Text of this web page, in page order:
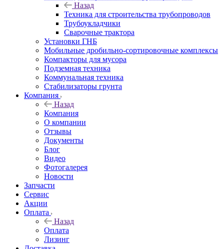
Назад
Техника для строительства трубопроводов
Трубоукладчики
Сварочные трактора
Установки ГНБ
Мобильные дробильно-сортировочные комплексы
Компакторы для мусора
Подземная техника
Коммунальная техника
Стабилизаторы грунта
Компания
Назад
Компания
О компании
Отзывы
Документы
Блог
Видео
Фотогалерея
Новости
Запчасти
Сервис
Акции
Оплата
Назад
Оплата
Лизинг